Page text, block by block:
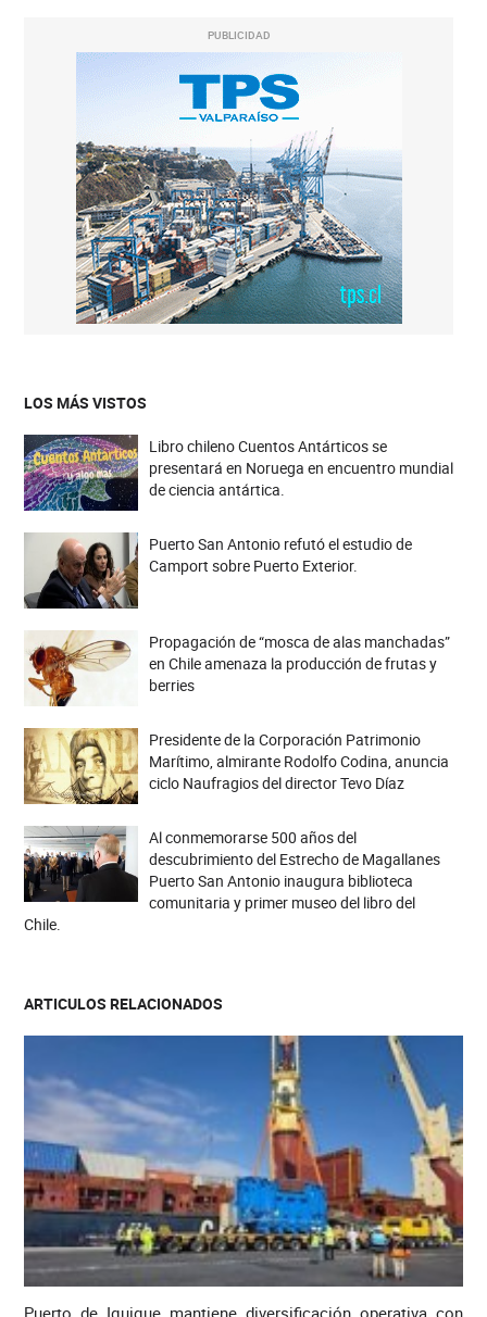
PUBLICIDAD
LOS MÁS VISTOS
Libro chileno Cuentos Antárticos se
presentará en Noruega en encuentro mundial
de ciencia antártica.
Puerto San Antonio refutó el estudio de
Camport sobre Puerto Exterior.
Propagación de “mosca de alas manchadas”
en Chile amenaza la producción de frutas y
berries
Presidente de la Corporación Patrimonio
Marítimo, almirante Rodolfo Codina, anuncia
ciclo Naufragios del director Tevo Díaz
Al conmemorarse 500 años del
descubrimiento del Estrecho de Magallanes
Puerto San Antonio inaugura biblioteca
comunitaria y primer museo del libro del
Chile.
ARTICULOS RELACIONADOS
Puerto de Iquique mantiene diversificación operativa con